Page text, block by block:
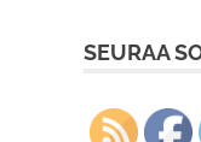
SEURAA